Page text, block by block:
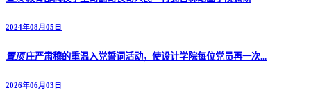
2024年08月05日
置顶庄严肃穆的重温入党誓词活动，使设计学院每位党员再一次...
2026年06月03日